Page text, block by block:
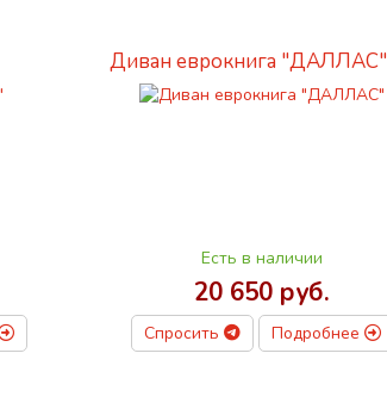
Диван еврокнига "ДАЛЛАС"
Есть в наличии
20 650 руб.
Спросить Подробнее